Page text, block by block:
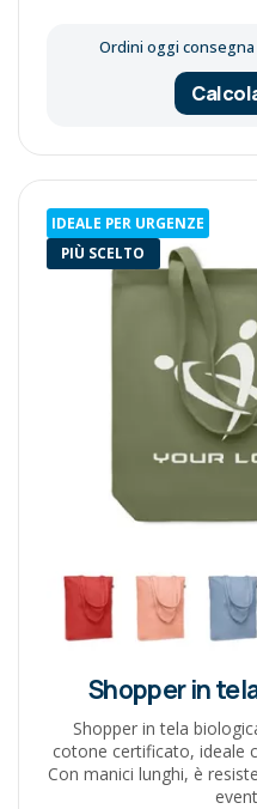
Ordini oggi
IDEALE PER URGENZE
PIÙ SCELTO
Shopper in
Shopper in tela
cotone certificato, ideale
Con manici lunghi, è